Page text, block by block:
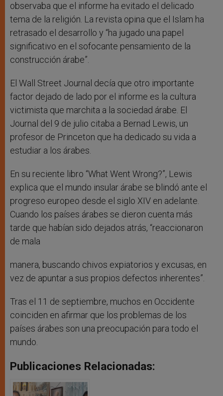
observaba que el informe ha evitado el delicado
tema de la religión. La revista opina que el Islam ha
retrasado el desarrollo y “ha jugado una papel
significativo en el sofocante pensamiento de la
construcción árabe”.
El Wall Street Journal decía que otro importante
factor dejado de lado por el informe es la cultura
victimista que marchita a la sociedad árabe. El
Journal del 9 de julio citaba a Bernad Lewis, un
profesor de Princeton que ha dedicado su vida a
estudiar a los árabes.
En su reciente libro “What Went Wrong?”, Lewis
explica que el mundo insular árabe se blindó ante el
progreso europeo desde el siglo XIV en adelante.
Cuando los países árabes se dieron cuenta más
tarde que habían sido dejados atrás, “reaccionaron
de mala
manera, buscando chivos expiatorios y excusas, en
vez de apuntar a sus propios defectos inherentes”.
Tras el 11 de septiembre, muchos en Occidente
coinciden en afirmar que los problemas de los
países árabes son una preocupación para todo el
mundo.
Publicaciones Relacionadas: